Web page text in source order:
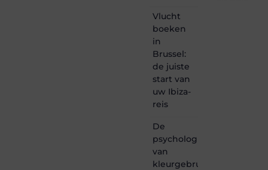
Vlucht
boeken
in
Brussel:
de juiste
start van
uw Ibiza-
reis
De
psychologie
van
kleurgebruik